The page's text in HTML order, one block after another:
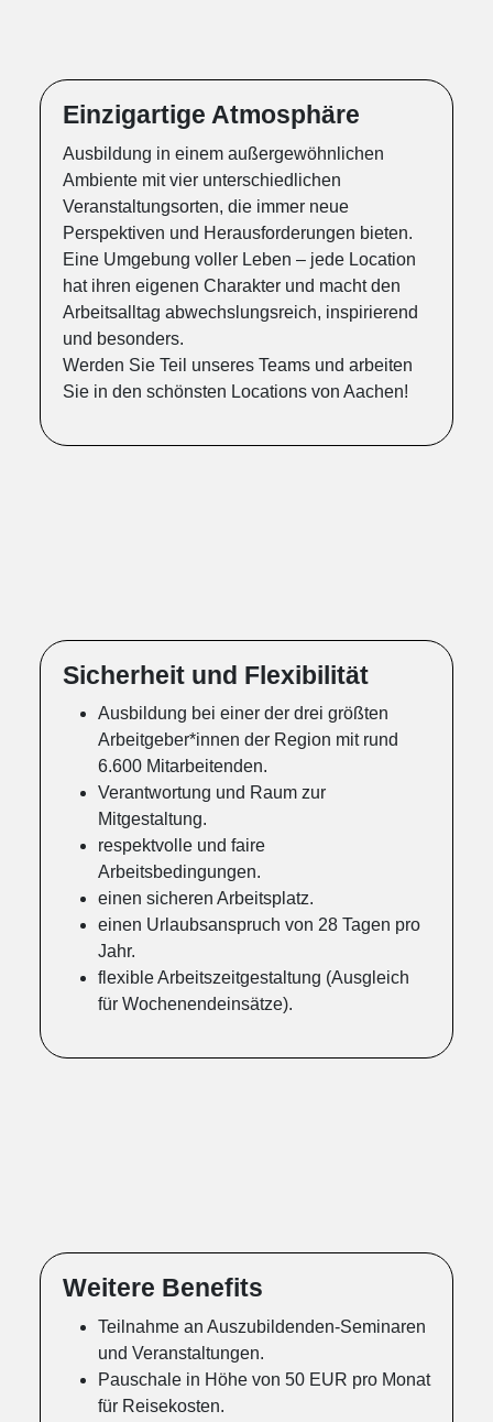
Einzigartige Atmosphäre
Ausbildung in einem außergewöhnlichen
Ambiente mit vier unterschiedlichen
Veranstaltungsorten, die immer neue
Perspektiven und Herausforderungen bieten.
Eine Umgebung voller Leben – jede Location
hat ihren eigenen Charakter und macht den
Arbeitsalltag abwechslungsreich, inspirierend
und besonders.
Werden Sie Teil unseres Teams und arbeiten
Sie in den schönsten Locations von Aachen!
Sicherheit und Flexibilität
Ausbildung bei einer der drei größten
Arbeitgeber*innen der Region mit rund
6.600 Mitarbeitenden.
Verantwortung und Raum zur
Mitgestaltung.
respektvolle und faire
Arbeitsbedingungen.
einen sicheren Arbeitsplatz.
einen Urlaubsanspruch von 28 Tagen pro
Jahr.
flexible Arbeitszeitgestaltung (Ausgleich
für Wochenendeinsätze).
Weitere Benefits
Teilnahme an Auszubildenden-Seminaren
und Veranstaltungen.
Pauschale in Höhe von 50 EUR pro Monat
für Reisekosten.